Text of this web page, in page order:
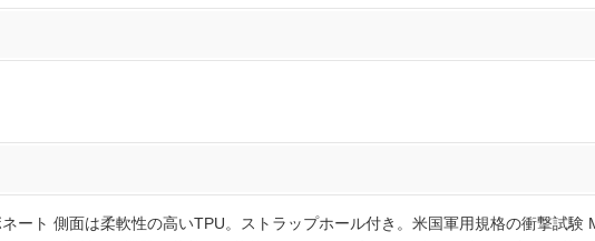
ート 側面は柔軟性の高いTPU。ストラップホール付き。米国軍用規格の衝撃試